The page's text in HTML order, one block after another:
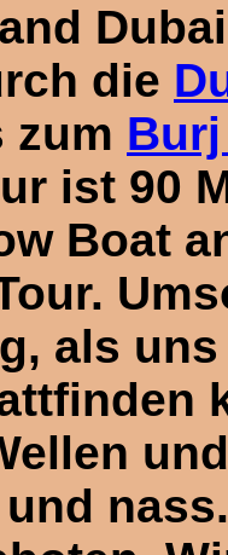
die
zum
ist 90
Boat
als